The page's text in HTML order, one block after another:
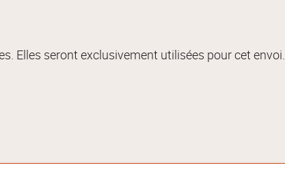
Elles seront exclusivement utilisées pour cet envoi.